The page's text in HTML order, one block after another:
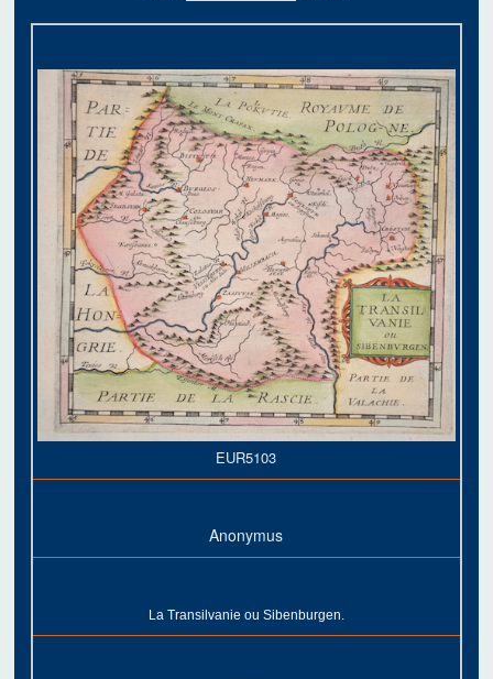
EUR5103
Anonymus
La Transilvanie ou Sibenburgen.